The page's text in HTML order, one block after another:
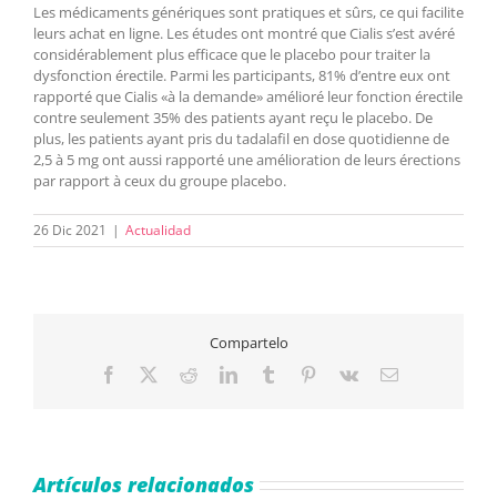
Les médicaments génériques sont pratiques et sûrs, ce qui facilite
leurs achat en ligne. Les études ont montré que Cialis s’est avéré
considérablement plus efficace que le placebo pour traiter la
dysfonction érectile. Parmi les participants, 81% d’entre eux ont
rapporté que Cialis «à la demande» amélioré leur fonction érectile
contre seulement 35% des patients ayant reçu le placebo. De
plus, les patients ayant pris du tadalafil en dose quotidienne de
2,5 à 5 mg ont aussi rapporté une amélioration de leurs érections
par rapport à ceux du groupe placebo.
26 Dic 2021 | Actualidad
Compartelo
Facebook RedditLinkedInTumblr Pinterest
Vk
Correo
Artículos relacionados